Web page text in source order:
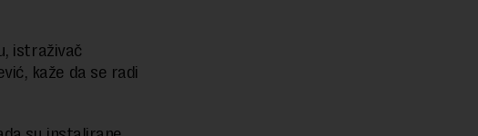
istraživač
kaže da se radi